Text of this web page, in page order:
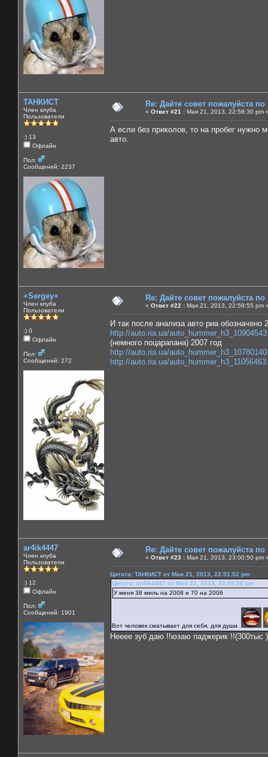
ТАНКИСТ
Член клуба
Пользователи
:) 13
Офлайн
Пол:
Сообщений: 2237
Re: Дайте совет пожалуйста
« Ответ #21 : Мая 21, 2013, 22:58:30 pm
А если без приколов, то на пробег нужно
авто.
+Sergey+
Член клуба
Пользователи
:) 0
Офлайн
Пол:
Сообщений: 272
Re: Дайте совет пожалуйста
« Ответ #22 : Мая 21, 2013, 22:59:55 pm
И так после анализа авто риа обозначено
http://auto.ria.ua/
(немного поцарапана) 2007 год
http://auto.ria.ua/
http://auto.ria.ua/
ar4ik4447
Член клуба
Пользователи
:) 12
Офлайн
Пол:
Сообщений: 1901
Re: Дайте совет пожалуйста
« Ответ #23 : Мая 21, 2013, 23:00:50 pm
Цитата: ТАНКИСТ от Мая 21, 2013, 22:51:52 pm
Цитата: ar4ik4447 от Мая 21, 2013, 22:49:50 pm
У меня 38 миль на 2008 и 70 на 2006
Вот человек сматывает для себя, для души.
Нееее зуб даю !!юзаю паджерик !!(300тыс )